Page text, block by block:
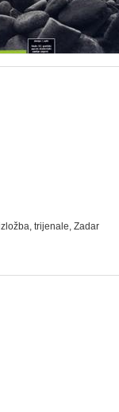
,trijenale , Zadar